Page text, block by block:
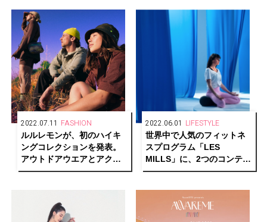
2022.07.11 FASHION
ルルレモンが、初のハイキ
ングコレクションを発表。
アウトドアウエアとアクセ
サリー22アイテムをライン
2022.06.01 LIFESTYLE
世界中で人気のフィットネ
スプログラム「LES
MILLS」に、2つのコンテン
ツが追加。オンラインフィ